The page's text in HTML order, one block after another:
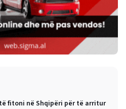
fitoni në Shqipëri për të arritur